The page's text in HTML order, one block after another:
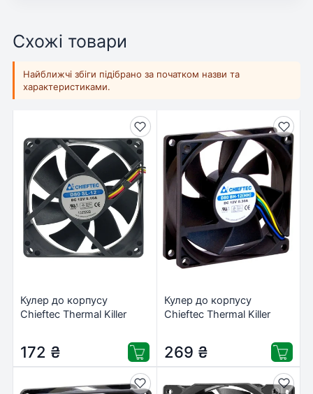
Схожі товари
Найближчі збіги підібрано за початком назви та
характеристиками.
Кулер до корпусу
Chieftec Thermal Killer
172 ₴
Кулер до корпусу
Chieftec Thermal Killer
269 ₴